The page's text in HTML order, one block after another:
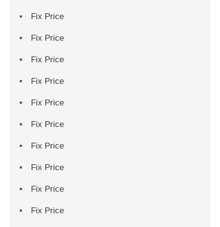
Fix Price
Fix Price
Fix Price
Fix Price
Fix Price
Fix Price
Fix Price
Fix Price
Fix Price
Fix Price